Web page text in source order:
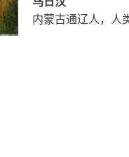
内蒙古通辽人，人